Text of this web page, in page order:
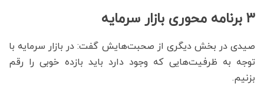
۳ برنامه محوری بازار سرمایه
صیدی در بخش دیگری از صحبت‌هایش گفت: در بازار سرمایه با
توجه به ظرفیت‌هایی که وجود دارد باید بازده خوبی را رقم
بزنیم.